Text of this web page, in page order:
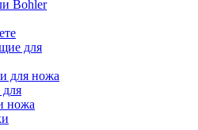
Bohler
для
для ножа
для
ножа